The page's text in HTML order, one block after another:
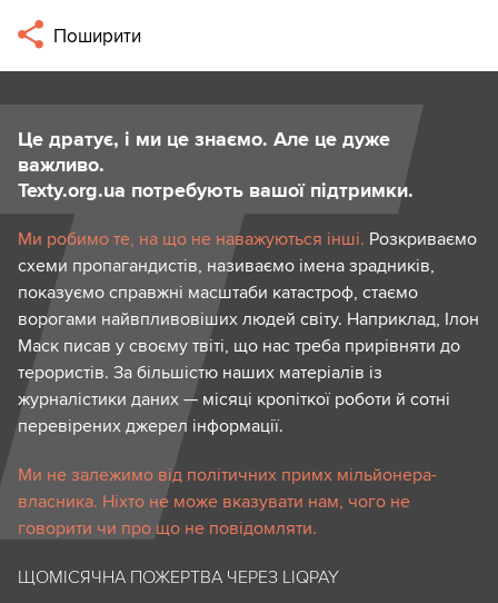
Поширити
Це дратує, і ми це знаємо. Але це дуже
важливо.
Texty.org.ua потребують вашої підтримки.
Ми робимо те, на що не наважуються інші. Розкриваємо
схеми пропагандистів, називаємо імена зрадників,
показуємо справжні масштаби катастроф, стаємо
ворогами найвпливовіших людей світу. Наприклад, Ілон
Маск писав у своєму твіті, що нас треба прирівняти до
терористів. За більшістю наших матеріалів із
журналістики даних — місяці кропіткої роботи й сотні
перевірених джерел інформації.
Ми не залежимо від політичних примх мільйонера-
власника. Ніхто не може вказувати нам, чого не
говорити чи про що не повідомляти.
ЩОМІСЯЧНА ПОЖЕРТВА ЧЕРЕЗ LIQPAY